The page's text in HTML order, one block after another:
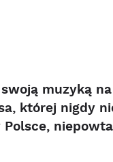
muzyką
której nigdy